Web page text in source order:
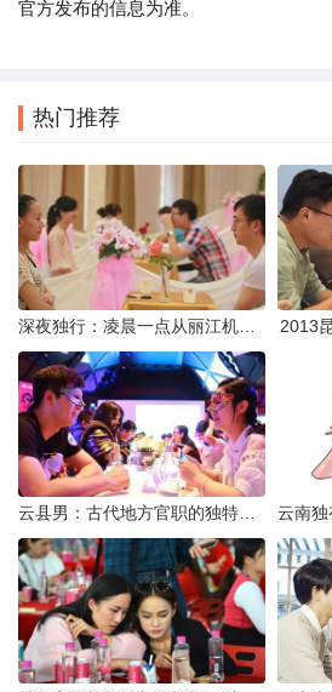
官方发布的信息为准。
热门推荐
2013